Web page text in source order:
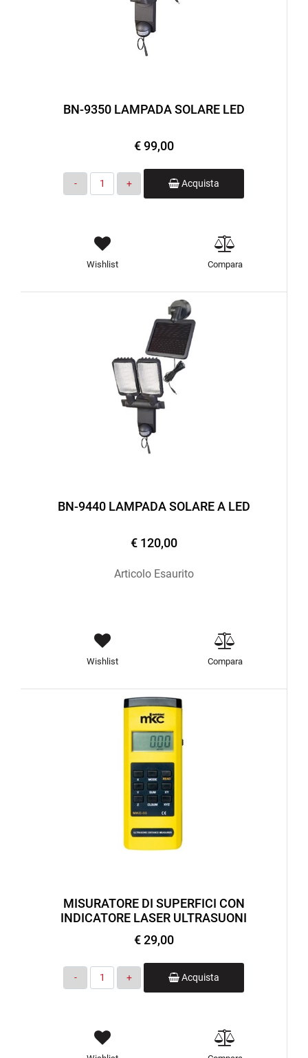
BN-9350 LAMPADA SOLARE LED
€ 99,00
Quantità
Acquista
Wishlist Compara
BN-9440 LAMPADA SOLARE A LED
€ 120,00
Articolo Esaurito
Wishlist Compara
MISURATORE DI SUPERFICI CON
INDICATORE LASER ULTRASUONI
€ 29,00
Quantità
Acquista